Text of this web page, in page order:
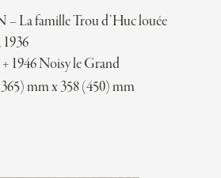
La famille Trou d’Huc louée
1946 Noisy le Grand
mm x 358 (450) mm